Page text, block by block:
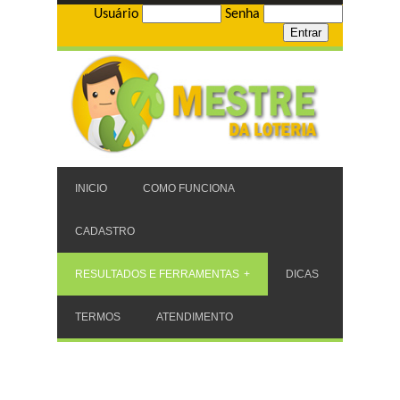
Usuário Senha
INICIO COMO FUNCIONA
CADASTRO
RESULTADOS E FERRAMENTAS DICAS
TERMOS ATENDIMENTO